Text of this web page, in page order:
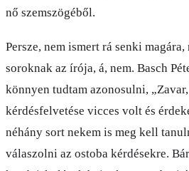
nő szemszögéből.
Persze, nem ismert rá senki
soroknak az írója, á, nem. Basch
könnyen tudtam azonosulni,
kérdésfelvetése vicces volt és
néhány sort nekem is meg kell
válaszolni az ostoba kérdésekre.